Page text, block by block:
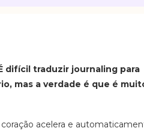
difícil traduzir journaling para
mas a verdade é que é
acelera e